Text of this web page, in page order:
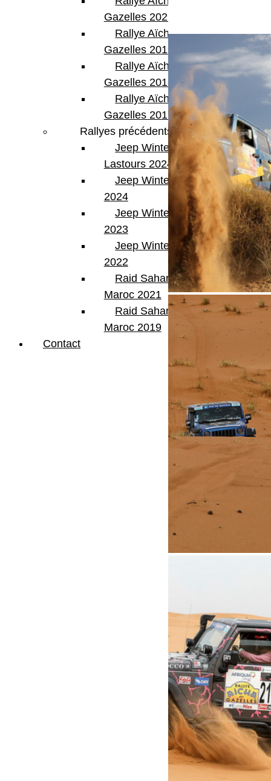
Gazelles 2021 -30th
Rallye Aïcha des
Gazelles 2019
Rallye Aïcha des
Gazelles 2018
Rallye Aïcha des
Gazelles 2017
Rallyes précédents
Jeep Winter
Lastours 2024
Jeep Winter Tour
2024
Jeep Winter Tour
2023
Jeep Winter Tour
2022
Raid Sahara Tour
Maroc 2021
Raid Sahara Tour
Maroc 2019
Contact